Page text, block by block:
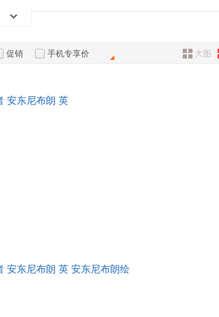
手表饰品
汽车用品
数码影音
促销 手机专享价 大图
安东尼布朗 英
安东尼布朗 英 安东尼布朗绘